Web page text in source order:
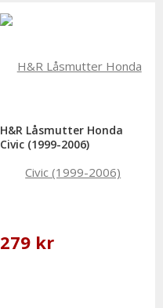
H&R Låsmutter Honda
Civic (1999-2006)
279 kr